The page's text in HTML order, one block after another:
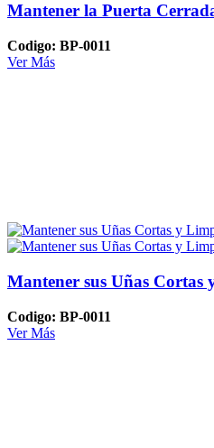
Mantener la Puerta
Codigo: BP-0011
Ver Más
Mantener sus Uñas Cortas
Codigo: BP-0011
Ver Más